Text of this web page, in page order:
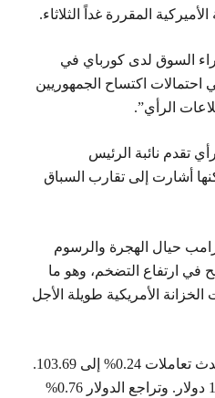
المقررة غداً الثلاثاء.
السوق لدى كورباي في
احتمالات اكتساح الجمهوريين
الرأي”.
تقدم نائبة الرئيس
أشارت إلى تقارب السباق
حيال الهجرة والرسوم
في ارتفاع التضخم، وهو ما
الأمريكية طويلة الأجل
وانخفض مؤشر الدولار في أحدث تعاملات 0.24% إلى 103.69.
وارتفع اليورو 0.6% إلى 1.0899 دولار. وتراجع الدولار 0.76%